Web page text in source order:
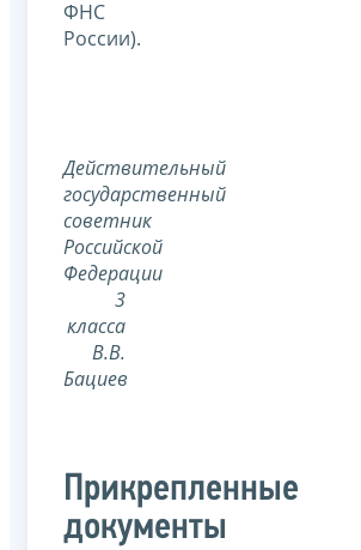
ФНС
России).
Действительный
государственный
советник
Российской
Федерации
3
класса
В.В.
Бациев
Прикрепленные
документы